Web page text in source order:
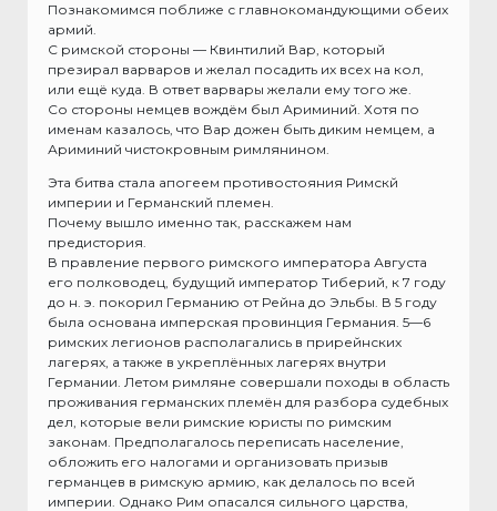
Познакомимся поближе с главнокомандующими обеих
армий.
С римской стороны — Квинтилий Вар, который
презирал варваров и желал посадить их всех на кол,
или ещё куда. В ответ варвары желали ему того же.
Со стороны немцев вождём был Ариминий. Хотя по
именам казалось, что Вар дожен быть диким немцем, а
Ариминий чистокровным римлянином.
Эта битва стала апогеем противостояния Римскй
империи и Германский племен.
Почему вышло именно так, расскажем нам
предистория.
В правление первого римского императора Августа
его полководец, будущий император Тиберий, к 7 году
до н. э. покорил Германию от Рейна до Эльбы. В 5 году
была основана имперская провинция Германия. 5—6
римских легионов располагались в прирейнских
лагерях, а также в укреплённых лагерях внутри
Германии. Летом римляне совершали походы в область
проживания германских племён для разбора судебных
дел, которые вели римские юристы по римским
законам. Предполагалось переписать население,
обложить его налогами и организовать призыв
германцев в римскую армию, как делалось по всей
империи. Однако Рим опасался сильного царства,